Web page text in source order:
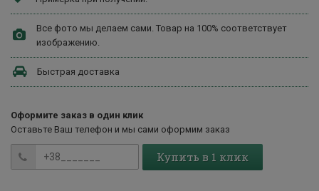
Все фото мы делаем сами. Товар на 100% соответствует
изображению.
Быстрая доставка
Оформите заказ в один клик
Оставьте Ваш телефон и мы сами оформим заказ
Купить в 1 клик